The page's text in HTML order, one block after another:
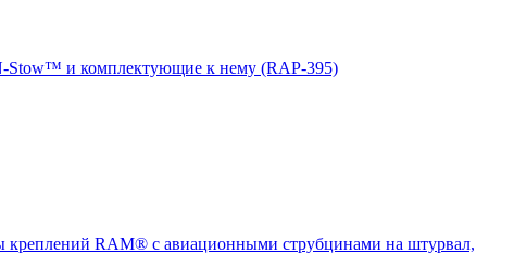
и комплектующие к нему (RAP-395)
креплений RAM® с авиационными струбцинами на штурвал,